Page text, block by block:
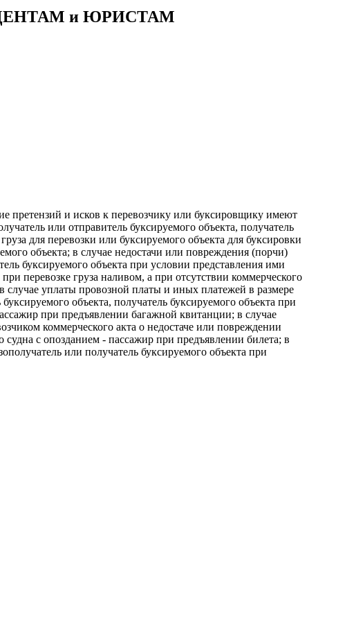
и ЮРИСТАМ
претензий и исков к перевозчику или буксировщику имеют
или отправитель буксируемого объекта, получатель
для перевозки или буксируемого объекта для буксировки
объекта; в случае недостачи или повреждения (порчи)
буксируемого объекта при условии представления ими
перевозке груза наливом, а при отсутствии коммерческого
случае уплаты провозной платы и иных платежей в размере
объекта, получатель буксируемого объекта при
при предъявлении багажной квитанции; в случае
коммерческого акта о недостаче или повреждении
с опозданием - пассажир при предъявлении билета; в
или получатель буксируемого объекта при